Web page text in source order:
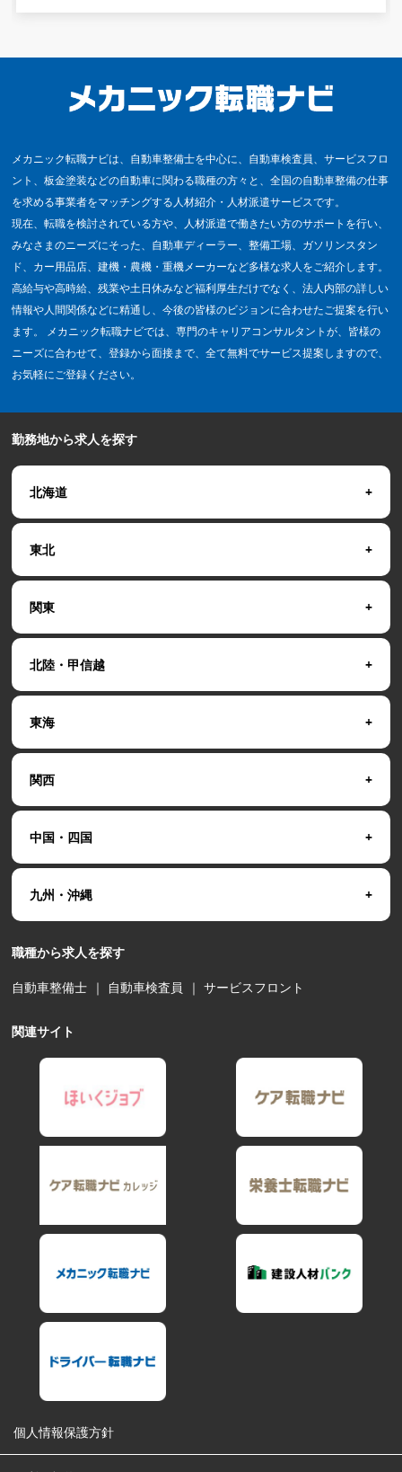
メカニック転職ナビは、自動車整備士を中心に、自動車検査員、サービスフロ
ント、板金塗装などの自動車に関わる職種の方々と、全国の自動車整備の仕事
を求める事業者をマッチングする人材紹介・人材派遣サービスです。
現在、転職を検討されている方や、人材派遣で働きたい方のサポートを行い、
みなさまのニーズにそった、自動車ディーラー、整備工場、ガソリンスタン
ド、カー用品店、建機・農機・重機メーカーなど多様な求人をご紹介します。
高給与や高時給、残業や土日休みなど福利厚生だけでなく、法人内部の詳しい
情報や人間関係などに精通し、今後の皆様のビジョンに合わせたご提案を行い
ます。 メカニック転職ナビでは、専門のキャリアコンサルタントが、皆様の
ニーズに合わせて、登録から面接まで、全て無料でサービス提案しますので、
お気軽にご登録ください。
勤務地から求人を探す
北海道
東北
関東
北陸・甲信越
東海
関西
中国・四国
九州・沖縄
職種から求人を探す
自動車整備士 ｜ 自動車検査員 ｜サービスフロント
関連サイト
個人情報保護方針